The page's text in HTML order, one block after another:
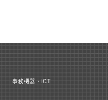
事務機器・ICT